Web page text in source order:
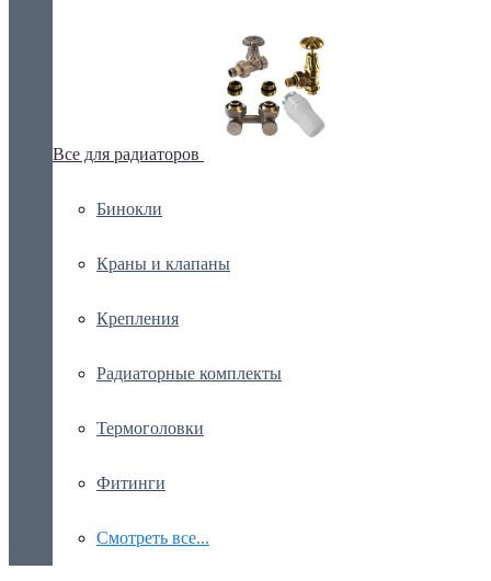
Все для радиаторов
Бинокли
Краны и клапаны
Крепления
Радиаторные комплекты
Термоголовки
Фитинги
Смотреть все...